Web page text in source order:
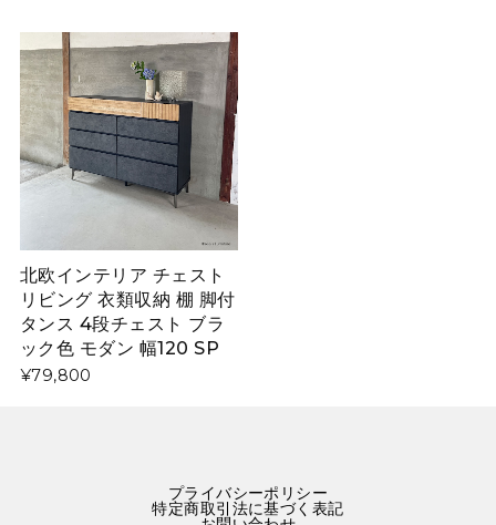
北欧インテリア チェスト
リビング 衣類収納 棚 脚付
タンス 4段チェスト ブラ
ック色 モダン 幅120 SP
¥79,800
プライバシーポリシー
特定商取引法に基づく表記